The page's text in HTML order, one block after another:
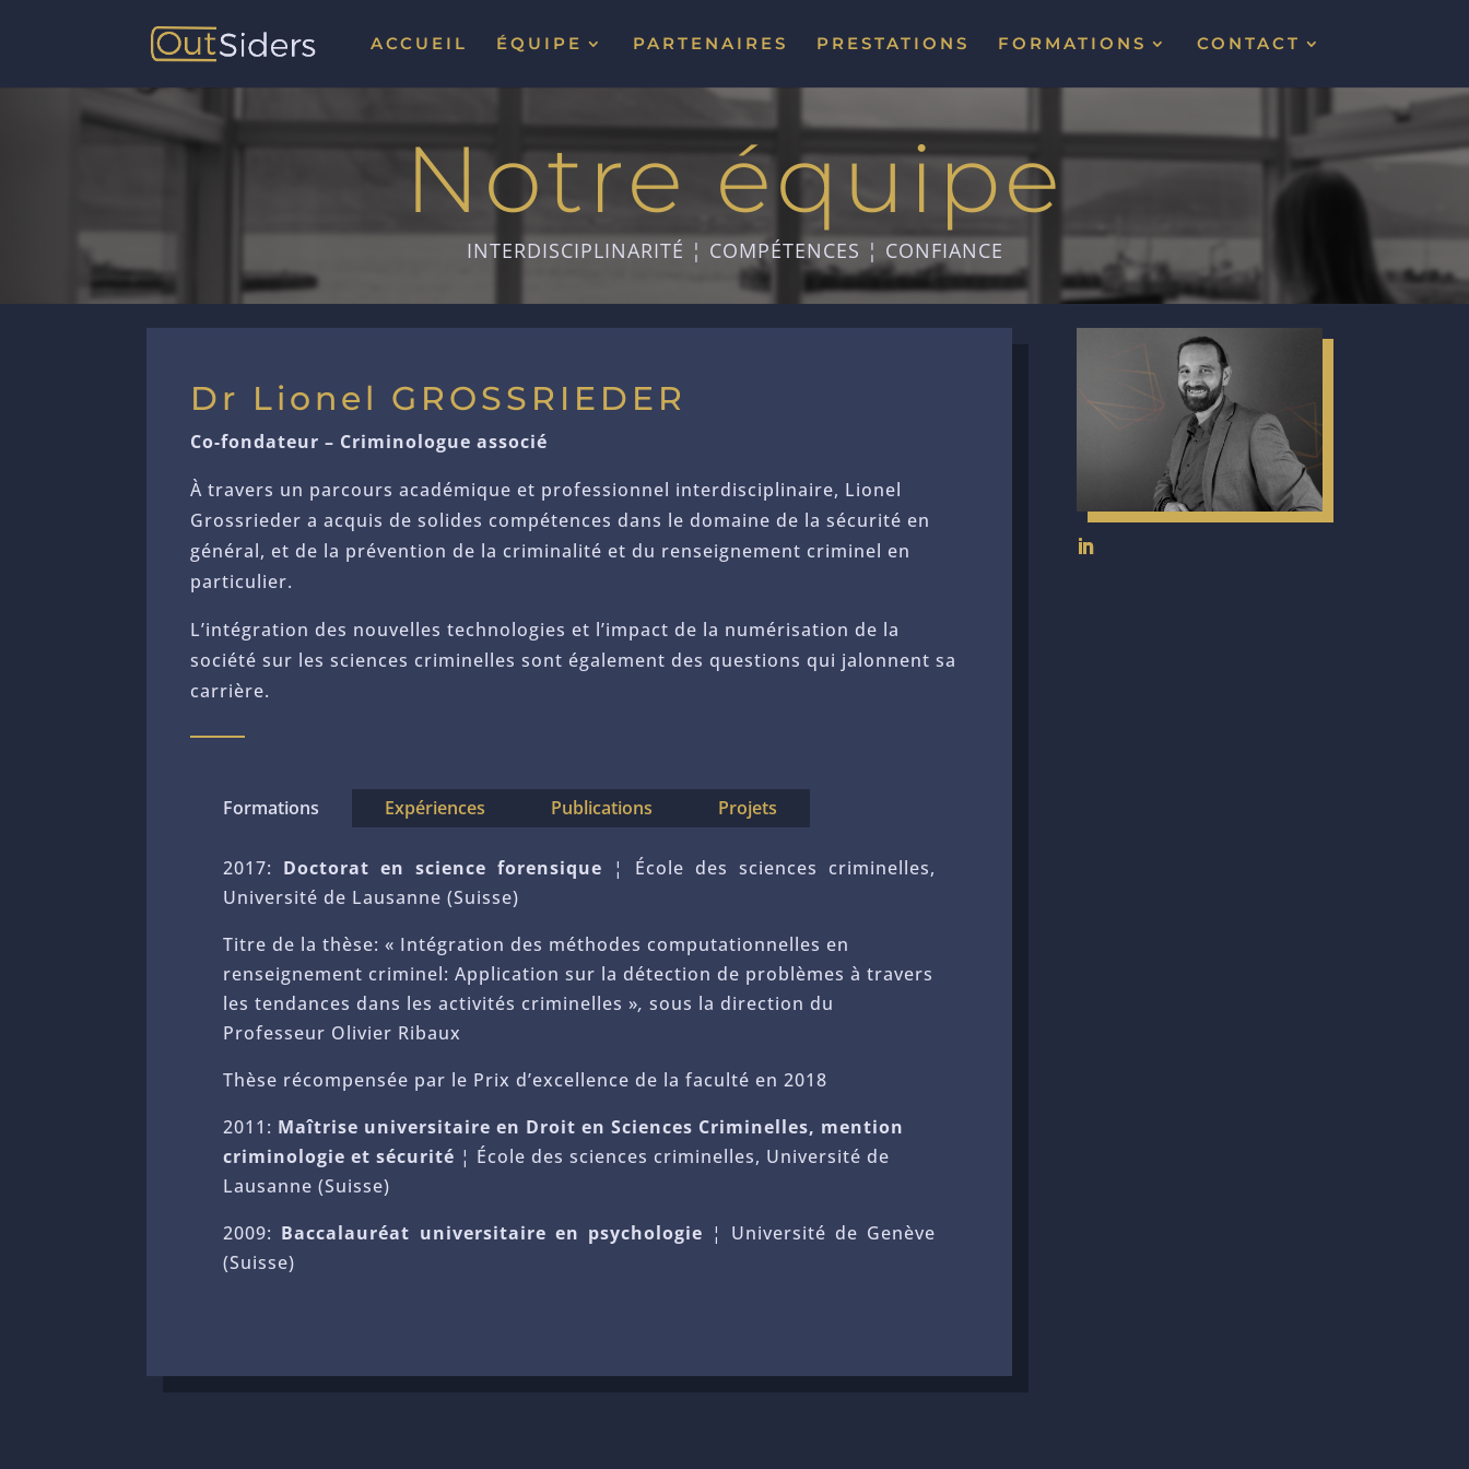
ACCUEIL ÉQUIPE PARTENAIRES PRESTATIONS FORMATIONS CONTACT
Notre équipe
INTERDISCIPLINARITÉ ¦ COMPÉTENCES ¦ CONFIANCE
Dr Lionel GROSSRIEDER
Co-fondateur – Criminologue associé
À travers un parcours académique et professionnel interdisciplinaire, Lionel
Grossrieder a acquis de solides compétences dans le domaine de la sécurité en
général, et de la prévention de la criminalité et du renseignement criminel en
particulier.
L’intégration des nouvelles technologies et l’impact de la numérisation de la
société sur les sciences criminelles sont également des questions qui jalonnent sa
carrière.
Formations Expériences Publications Projets
2017: Doctorat en science forensique
¦ École des sciences criminelles,
Université de Lausanne (Suisse)
Titre de la thèse: « Intégration des méthodes computationnelles en
renseignement criminel: Application sur la détection de problèmes à travers
les tendances dans les activités criminelles », sous la direction du
Professeur Olivier Ribaux
Thèse récompensée par le Prix d’excellence de la faculté en 2018
2011: Maîtrise universitaire en Droit en Sciences Criminelles, mention
criminologie et sécurité ¦ École des sciences criminelles, Université de
Lausanne (Suisse)
2009: Baccalauréat universitaire en psychologie ¦ Université de Genève
(Suisse)